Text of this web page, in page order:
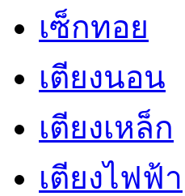
เซ็กทอย
เตียงนอน
เตียงเหล็ก
เตียงไฟฟ้า